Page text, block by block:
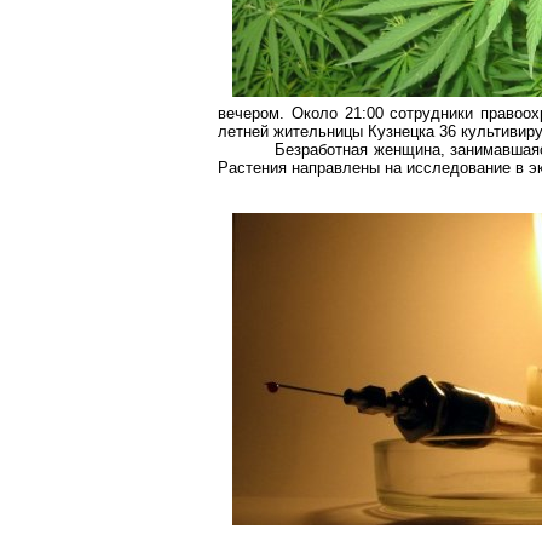
вечером. Около 21:00 сотрудники
летней жительницы Кузнецка 36
Безработная женщина,
Растения направлены на исследование в